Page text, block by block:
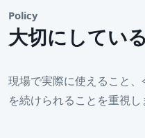
Policy
大切にしてい
現場で実際に使えること
を続けられることを重視し